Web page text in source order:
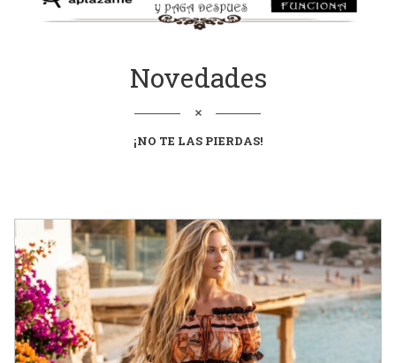
Novedades
¡NO TE LAS PIERDAS!